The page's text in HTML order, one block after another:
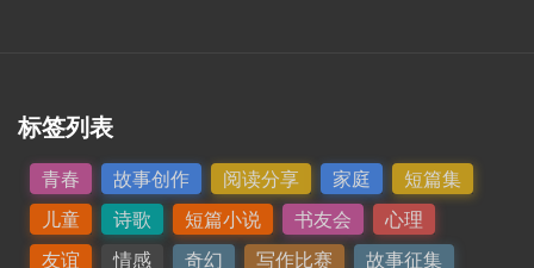
标签列表
青春 故事创作 阅读分享 家庭
短篇集
儿童
诗歌 短篇小说 书友会
心理
友谊
情感 奇幻 写作比赛
故事征集